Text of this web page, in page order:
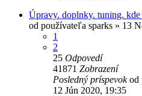
Úpravy. doplnky. tuning. kde
od používateľa sparks » 13
1
2
25 Odpovedí
41871 Zobrazení
Posledný príspevokod
12 Jún 2020, 19:35